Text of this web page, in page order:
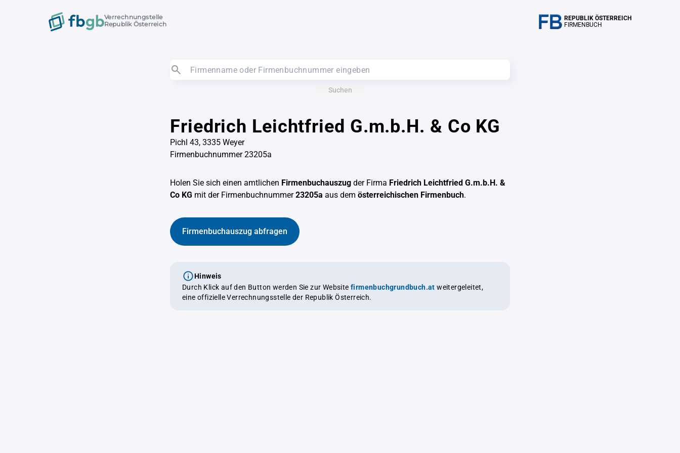
Verrechnungstelle
Republik Österreich
REPUBLIK ÖSTERREICH
FIRMENBUCH
Suchen
Friedrich Leichtfried G.m.b.H. & Co KG
Pichl 43, 3335 Weyer
Firmenbuchnummer 23205a
Holen Sie sich einen amtlichen Firmenbuchauszug der Firma Friedrich Leichtfried G.m.b.H. &
Co KG mit der Firmenbuchnummer23205a aus dem österreichischen Firmenbuch.
Firmenbuchauszug abfragen
Hinweis
Durch Klick auf den Button werden Sie zur Website firmenbuchgrundbuch.at weitergeleitet,
eine offizielle Verrechnungsstelle der Republik Österreich.